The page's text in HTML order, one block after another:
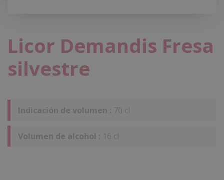
Licor Demandis Fresa
silvestre
Indicación de volumen : 70 cl
Volumen de alcohol : 16 cl